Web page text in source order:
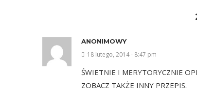
ANONIMOWY
18 lutego, 2014 - 8:47 pm
ŚWIETNIE I MERYTORYCZNIE
ZOBACZ TAKŻE INNY PRZEPIS.